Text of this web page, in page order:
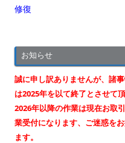
稿
ゲ
ー
シ
ョ
ン
修復
お知らせ
誠に申し訳ありませんが、諸
は2025年を以て終了とさせて頂
2026年以降の作業は現在お取
業受付になります、ご迷惑を
ます。